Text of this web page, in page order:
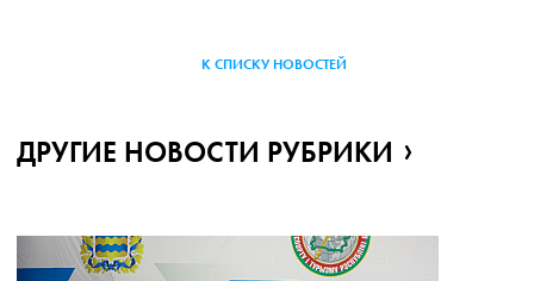
К СПИСКУ НОВОСТЕЙ
ДРУГИЕ НОВОСТИ РУБРИКИ